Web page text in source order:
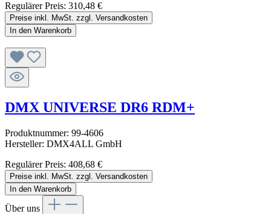
Regulärer Preis: 310,48 €
Preise inkl. MwSt. zzgl. Versandkosten
In den Warenkorb
DMX UNIVERSE DR6 RDM+
Produktnummer: 99-4606
Hersteller: DMX4ALL GmbH
Regulärer Preis: 408,68 €
Preise inkl. MwSt. zzgl. Versandkosten
In den Warenkorb
Über uns